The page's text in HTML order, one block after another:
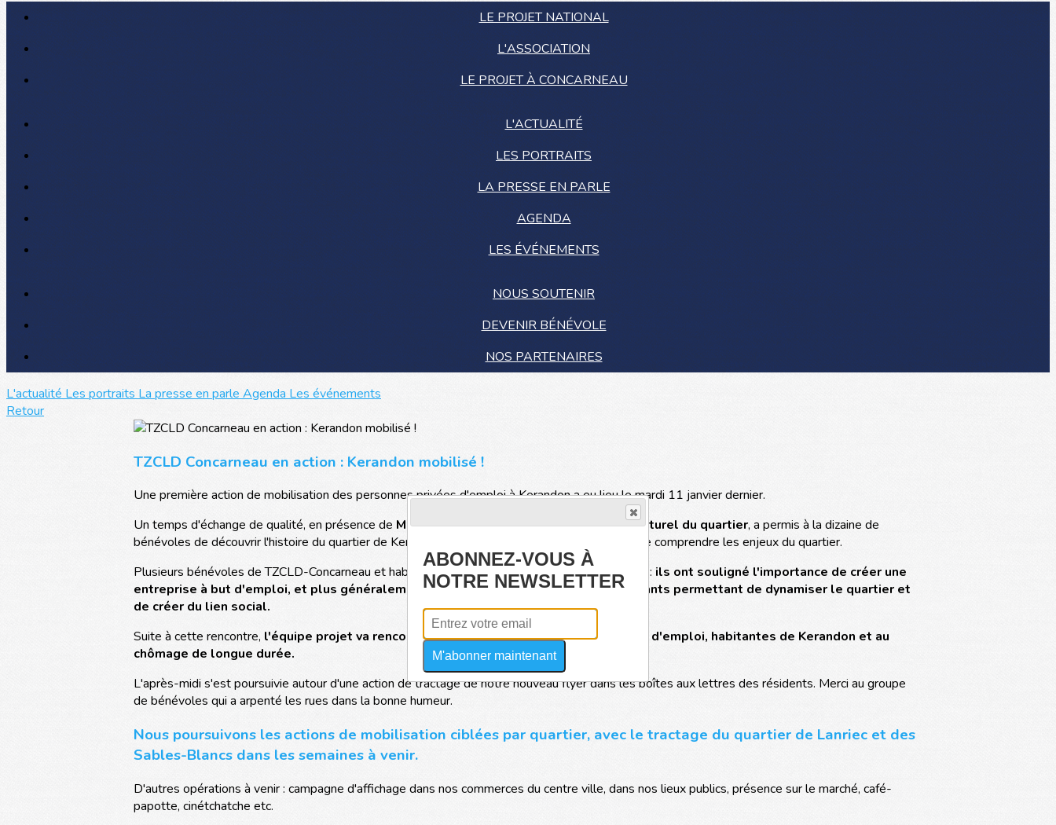
LE PROJET NATIONAL
L'ASSOCIATION
LE PROJET À CONCARNEAU
L'ACTUALITÉ
LES PORTRAITS
LA PRESSE EN PARLE
AGENDA
LES ÉVÉNEMENTS
NOUS SOUTENIR
DEVENIR BÉNÉVOLE
NOS PARTENAIRES
L'actualité Les portraits La presse en parle Agenda Les événements
Retour
TZCLD Concarneau en action : Kerandon mobilisé !
Une première action de mobilisation des personnes privées d'emploi à Kerandon a eu lieu le mardi 11 janvier dernier.
Un temps d'échange de qualité, en présence de Mohamed Aanane, médiateur social et culturel du quartier, a permis à la dizaine de
bénévoles de découvrir l'histoire du quartier de Kerandon, de sa construction à aujourd'hui, et de comprendre les enjeux du quartier.
Plusieurs bénévoles de TZCLD-Concarneau et habitants de Kerandon ont participé à la réunion : ils ont souligné l'importance de créer une
entreprise à but d'emploi, et plus généralement de développer des projets structurants permettant de dynamiser le quartier et
de créer du lien social.
Suite à cette rencontre, l'équipe projet va rencontrer deux nouvelles personnes privées d'emploi, habitantes de Kerandon et au
chômage de longue durée.
L'après-midi s'est poursuivie autour d'une action de tractage de notre nouveau flyer dans les boîtes aux lettres des résidents. Merci au groupe
de bénévoles qui a arpenté les rues dans la bonne humeur.
Nous poursuivons les actions de mobilisation ciblées par quartier, avec le tractage du quartier de Lanriec et des
Sables-Blancs dans les semaines à venir.
D'autres opérations à venir : campagne d'affichage dans nos commerces du centre ville, dans nos lieux publics, présence sur le marché, café-
papotte, cinétchatche etc.
ABONNEZ-VOUS À
NOTRE NEWSLETTER
M'abonner maintenant